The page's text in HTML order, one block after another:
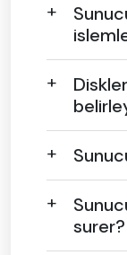
surer?